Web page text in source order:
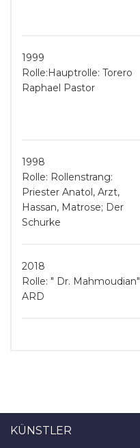
1999
Rolle:Hauptrolle: Torero
Raphael Pastor
1998
Rolle: Rollenstrang:
Priester Anatol, Arzt,
Hassan, Matrose; Der
Schurke
2018
Rolle: " Dr. Mahmoudian"
ARD
KÜNSTLER